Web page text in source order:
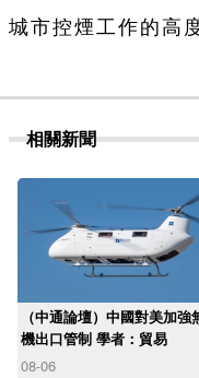
城市控煙工作的高
相關新聞
（中通論壇）中國對美加強
機出口管制 學者：貿易
08-06